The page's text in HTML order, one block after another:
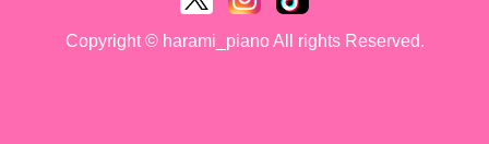
Copyright © harami_piano All rights Reserved.